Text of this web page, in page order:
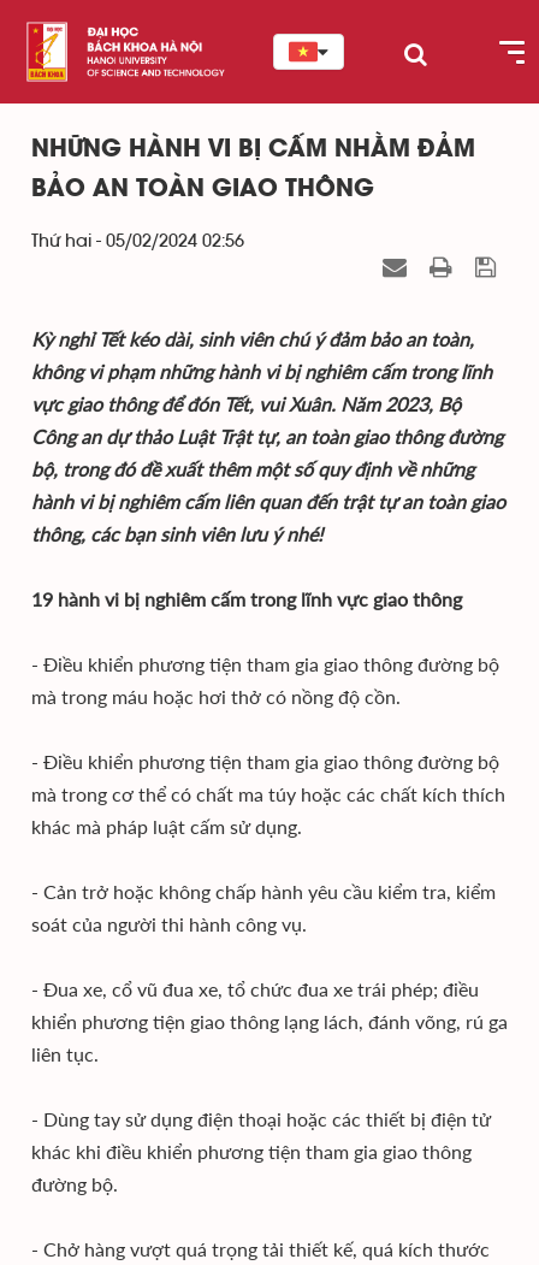
NHỮNG HÀNH VI BỊ CẤM NHẰM ĐẢM
BẢO AN TOÀN GIAO THÔNG
Thứ hai - 05/02/2024 02:56
Kỳ nghỉ Tết kéo dài, sinh viên chú ý đảm bảo an toàn,
không vi phạm những hành vi bị nghiêm cấm trong lĩnh
vực giao thông để đón Tết, vui Xuân. Năm 2023, Bộ
Công an dự thảo Luật Trật tự, an toàn giao thông đường
bộ, trong đó đề xuất thêm một số quy định về những
hành vi bị nghiêm cấm liên quan đến trật tự an toàn giao
thông, các bạn sinh viên lưu ý nhé!
19 hành vi bị nghiêm cấm trong lĩnh vực giao thông
- Điều khiển phương tiện tham gia giao thông đường bộ
mà trong máu hoặc hơi thở có nồng độ cồn.
- Điều khiển phương tiện tham gia giao thông đường bộ
mà trong cơ thể có chất ma túy hoặc các chất kích thích
khác mà pháp luật cấm sử dụng.
- Cản trở hoặc không chấp hành yêu cầu kiểm tra, kiểm
soát của người thi hành công vụ.
- Đua xe, cổ vũ đua xe, tổ chức đua xe trái phép; điều
khiển phương tiện giao thông lạng lách, đánh võng, rú ga
liên tục.
- Dùng tay sử dụng điện thoại hoặc các thiết bị điện tử
khác khi điều khiển phương tiện tham gia giao thông
đường bộ.
- Chở hàng vượt quá trọng tải thiết kế, quá kích thước